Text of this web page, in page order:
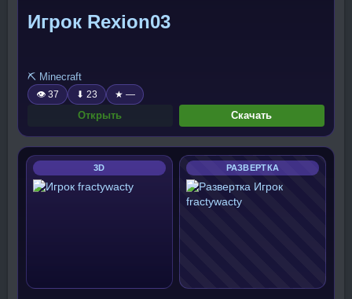
Игрок Rexion03
⛏️ Minecraft
👁 37 ⬇ 23 ★ —
Открыть Скачать
3D РАЗВЕРТКА